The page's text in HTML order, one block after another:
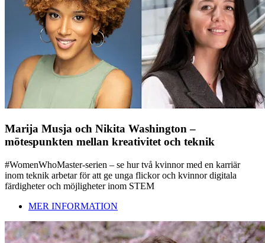
Marija Musja och Nikita Washington –
mötespunkten mellan kreativitet och teknik
#WomenWhoMaster-serien – se hur två kvinnor med en karriär
inom teknik arbetar för att ge unga flickor och kvinnor digitala
färdigheter och möjligheter inom STEM
MER INFORMATION